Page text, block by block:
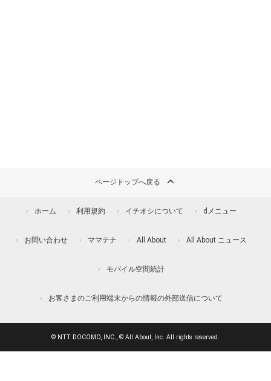
ページトップへ戻る
ホーム 利用規約 イチオシについて dメニュー
お問い合わせ ママテナ All About All About ニュース
モバイル空間統計
お客さまのご利用端末からの情報の外部送信について
© NTT DOCOMO, INC., © All About, Inc. All rights reserved.